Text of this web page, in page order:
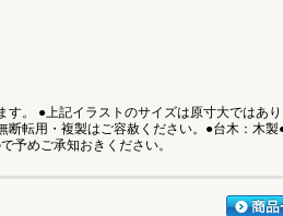
す。 ●上記イラストのサイズは原寸大では
断転用・複製はご容赦ください。●台木：木
予めご承知おきください。